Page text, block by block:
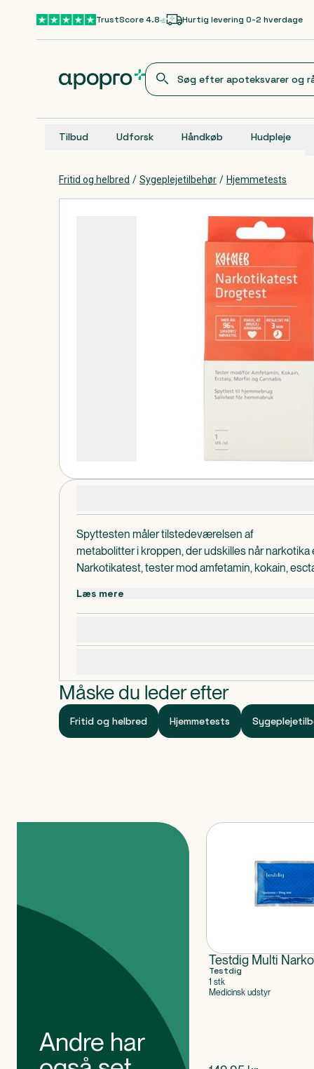
Gå til hovedindholdTrustScore 4.8 Hurtig levering 0-2 hverdage
Tilbud Udforsk Håndkøb Hudpleje
Fritid og helbred / Sygeplejetilbehør / Hjemmetests
Spyttesten måler tilstedeværelsen af
metabolitter i kroppen, der udskilles når narkotika
Narkotikatest, tester mod amfetamin, kokain,
BEMÆRK!
en risiko for at testen skan give både falsk
Læs mere
Måske du leder efter
Fritid og helbred Hjemmetests
Andre har
Testdig Multi
Testdig
1 stk
Medicinsk udstyr